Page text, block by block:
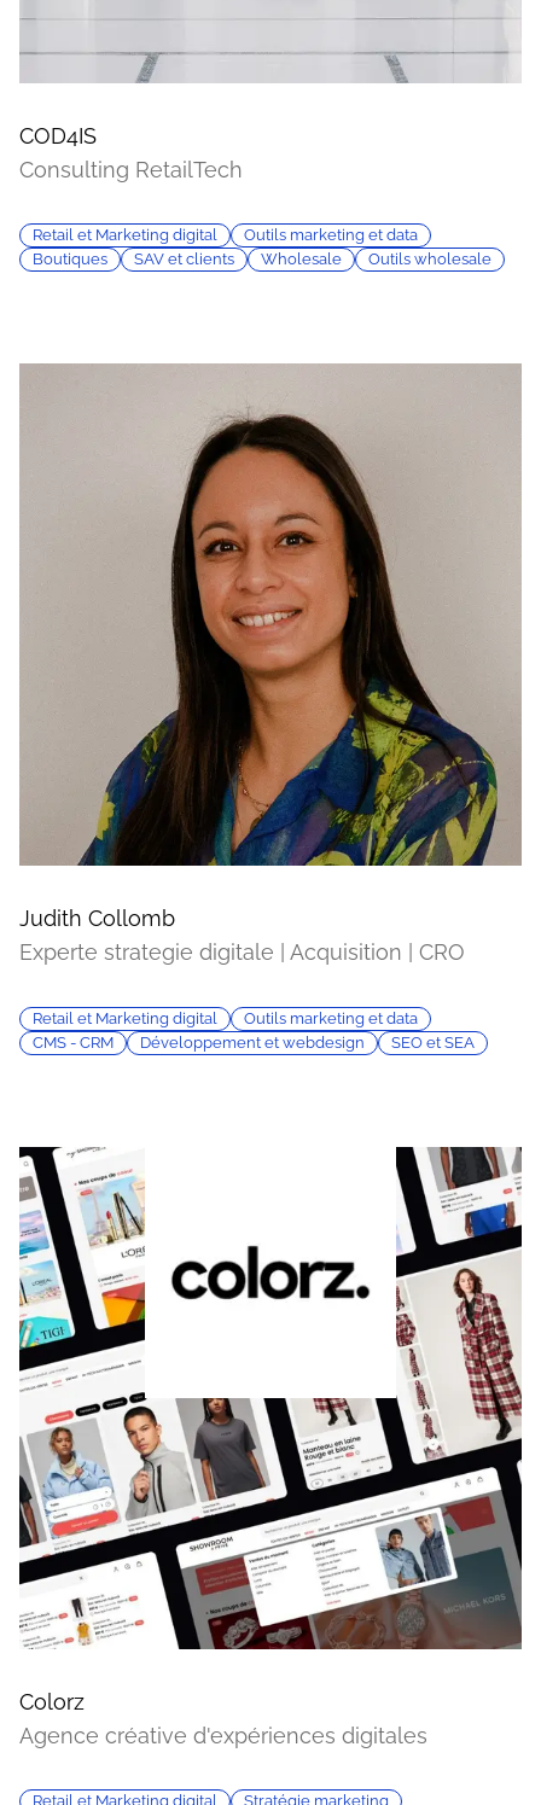
COD4IS
Consulting RetailTech
Retail et Marketing digital
Outils marketing et data
Boutiques
SAV et clients Wholesale Outils wholesale
Judith Collomb
Experte strategie digitale | Acquisition | CRO
Retail et Marketing digital
Outils marketing et data
CMS - CRM
Développement et webdesign SEO et SEA
Colorz
Agence créative d'expériences digitales
Retail et Marketing digital Stratégie marketing